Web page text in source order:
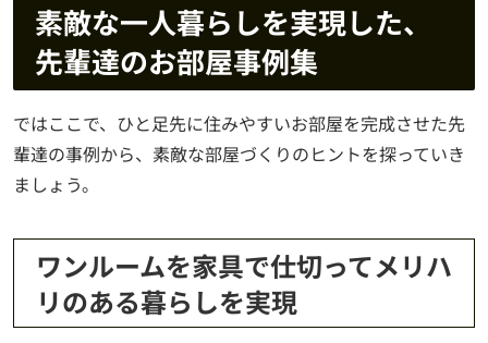
素敵な一人暮らしを実現した、
先輩達のお部屋事例集
ではここで、ひと足先に住みやすいお部屋を完成させた先
輩達の事例から、素敵な部屋づくりのヒントを探っていき
ましょう。
ワンルームを家具で仕切ってメリハ
リのある暮らしを実現